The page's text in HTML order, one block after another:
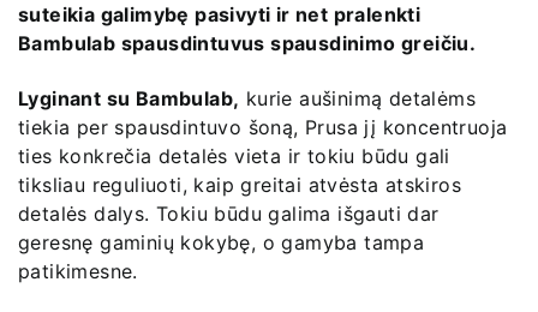
suteikia galimybę pasivyti ir net pralenkti
Bambulab spausdintuvus spausdinimo greičiu.
Lyginant su Bambulab, kurie aušinimą detalėms
tiekia per spausdintuvo šoną, Prusa jį koncentruoja
ties konkrečia detalės vieta ir tokiu būdu gali
tiksliau reguliuoti, kaip greitai atvėsta atskiros
detalės dalys. Tokiu būdu galima išgauti dar
geresnę gaminių kokybę, o gamyba tampa
patikimesne.